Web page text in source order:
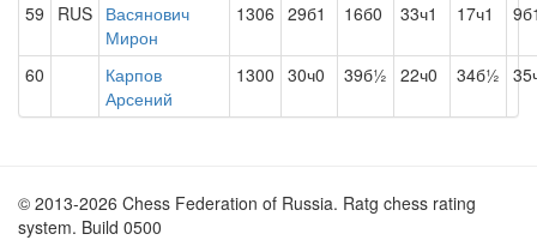
59 RUS Васянович
Мирон
1306 29б1 16б0 33ч1 17ч1
60
Карпов
Арсений
1300 30ч0 39б½ 22ч0 34б½
© 2013-2026 Chess Federation of Russia. Ratg chess rating
system. Build 0500